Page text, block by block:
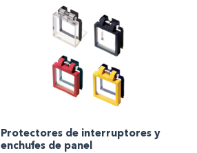
Protectores de interruptores y
enchufes de panel